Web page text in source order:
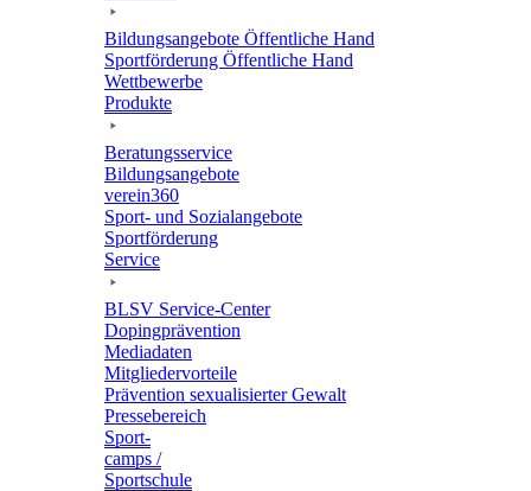
Bildungs­an­ge­bote Öffent­li­che Hand
Sport­för­de­rung Öffent­li­che Hand
Wett­be­werbe
Produkte
Bera­tungs­ser­vice
Bildungs­an­ge­bote
verein360
Sport- und Sozialangebote
Sport­för­de­rung
Service
BLSV Service-Center
Doping­prä­ven­tion
Media­da­ten
Mitglie­der­vor­teile
Präven­tion sexua­li­sier­ter Gewalt
Pres­se­be­reich
Sport­
camps /
Sportschule